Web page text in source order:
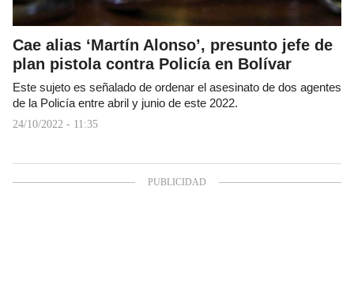
Cae alias ‘Martín Alonso’, presunto jefe de
plan pistola contra Policía en Bolívar
Este sujeto es señalado de ordenar el asesinato de dos agentes
de la Policía entre abril y junio de este 2022.
24/10/2022 - 11:35